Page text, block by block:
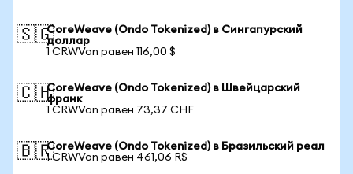
🇸🇬CoreWeave (Ondo Tokenized) в Сингапурский
доллар
1 CRWVon равен 116,00 $
🇨🇭CoreWeave (Ondo Tokenized) в Швейцарский
франк
1 CRWVon равен 73,37 CHF
🇧🇷CoreWeave (Ondo Tokenized) в Бразильский реал
1 CRWVon равен 461,06 R$